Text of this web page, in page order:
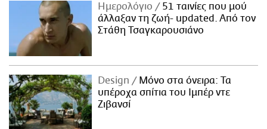
Ημερολόγιο
51 ταινίες που μού
άλλαξαν τη ζωή- updated. Aπό τον
Στάθη Τσαγκαρουσιάνο
Design
Μόνο στα όνειρα: Τα
υπέροχα σπίτια του Ιμπέρ ντε
Ζιβανσί